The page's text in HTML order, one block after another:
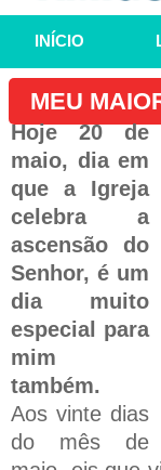
INÍCIO
MEU
Hoje 20 de
maio, dia em
que a Igreja
celebra a
ascensão do
Senhor, é um
dia muito
especial para
mim
também.
Aos vinte dias
do mês de